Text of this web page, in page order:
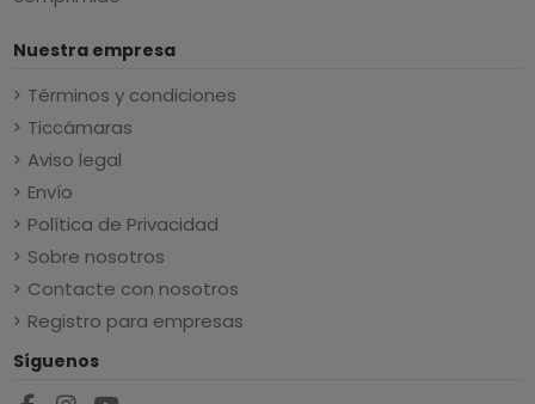
Nuestra empresa
Términos y condiciones
Ticcámaras
Aviso legal
Envío
Política de Privacidad
Sobre nosotros
Contacte con nosotros
Registro para empresas
Síguenos